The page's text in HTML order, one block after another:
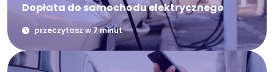
Dopłata do samochodu elektrycznego
przeczytasz w 7 minut